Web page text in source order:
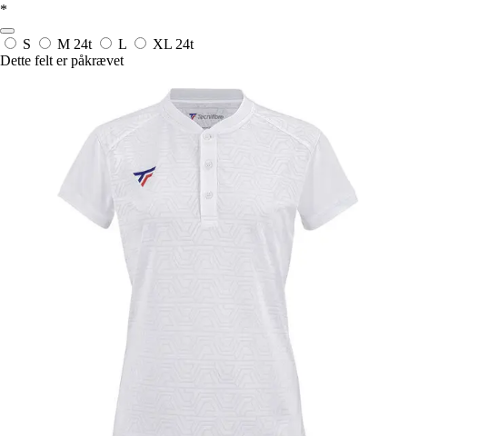
*
S M 24t L XL 24t
Dette felt er påkrævet